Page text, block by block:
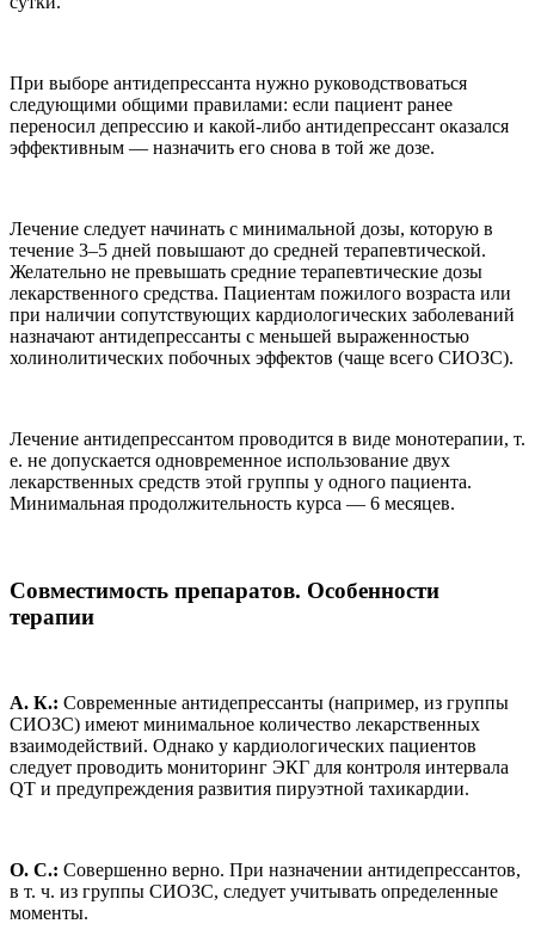
При выборе антидепрессанта нужно руководствоваться
следующими общими правилами: если пациент ранее
переносил депрессию и какой-либо антидепрессант оказался
эффективным — назначить его снова в той же дозе.
Лечение следует начинать с минимальной дозы, которую в
течение 3–5 дней повышают до средней терапевтической.
Желательно не превышать средние терапевтические дозы
лекарственного средства. Пациентам пожилого возраста или
при наличии сопутствующих кардиологических заболеваний
назначают антидепрессанты с меньшей выраженностью
холинолитических побочных эффектов (чаще всего СИОЗС).
Лечение антидепрессантом проводится в виде монотерапии, т.
е. не допускается одновременное использование двух
лекарственных средств этой группы у одного пациента.
Минимальная продолжительность курса — 6 месяцев.
Совместимость препаратов. Особенности
терапии
А. К.: Современные антидепрессанты (например, из группы
СИОЗС) имеют минимальное количество лекарственных
взаимодействий. Однако у кардиологических пациентов
следует проводить мониторинг ЭКГ для контроля интервала
QT и предупреждения развития пируэтной тахикардии.
О. С.: Совершенно верно. При назначении антидепрессантов,
в т. ч. из группы СИОЗС, следует учитывать определенные
моменты.